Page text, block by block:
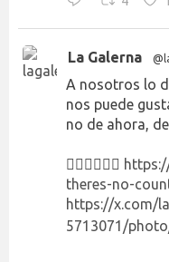
La Galerna
A nosotros lo
nos puede
no de ahora,
👉🏻👉🏻👉🏻
theres-no-
https://x.com/
5713071/